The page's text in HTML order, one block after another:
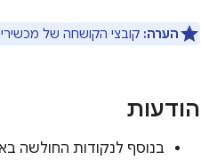
הערה: קובצי הקושחה של מכשירי Google זמינים ב
הודעות